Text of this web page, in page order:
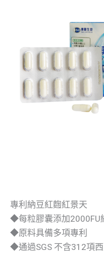
專利納豆紅麴紅景天
◆每粒膠囊添加2000FU
◆原料具備多項專利
◆通過SGS 不含312項